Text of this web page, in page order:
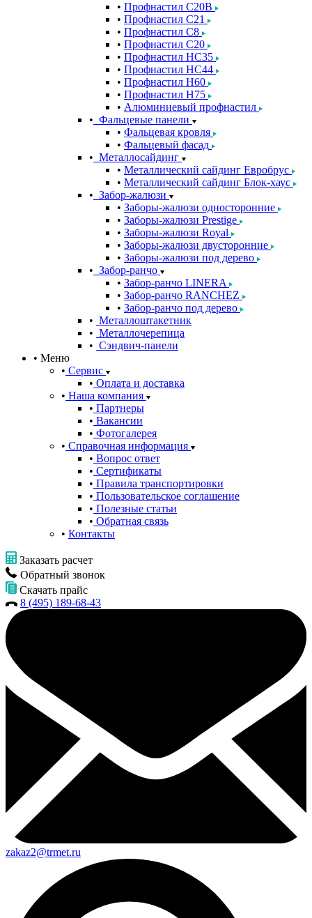
Профнастил С20B
Профнастил С21
Профнастил С8
Профнастил С20
Профнастил НС35
Профнастил НС44
Профнастил Н60
Профнастил Н75
Алюминиевый профнастил
Фальцевые панели
Фальцевая кровля
Фальцевый фасад
Металлосайдинг
Металлический сайдинг Евробрус
Металлический сайдинг Блок-хаус
Забор-жалюзи
Заборы-жалюзи односторонние
Заборы-жалюзи Prestige
Заборы-жалюзи Royal
Заборы-жалюзи двусторонние
Заборы-жалюзи под дерево
Забор-ранчо
Забор-ранчо LINERA
Забор-ранчо RANCHEZ
Забор-ранчо под дерево
Металлоштакетник
Металлочерепица
Сэндвич-панели
Меню
Сервис
Оплата и доставка
Наша компания
Партнеры
Вакансии
Фотогалерея
Справочная информация
Вопрос ответ
Сертификаты
Правила транспортировки
Пользовательское соглашение
Полезные статьи
Обратная связь
Контакты
Заказать расчет
Обратный звонок
Скачать прайс
8 (495) 189-68-43
zakaz2@trmet.ru